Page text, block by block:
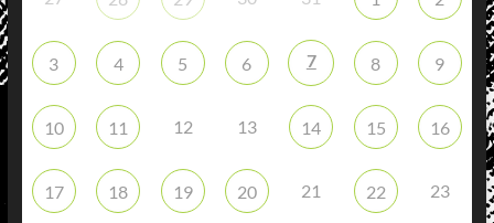
3 4 5 6 7 8 9
10 11 12 13 14 15 16
17 18 19 20 21 22 23